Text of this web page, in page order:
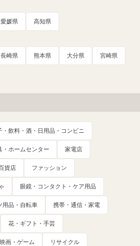
愛媛県 高知県
長崎県 熊本県 大分県 宮崎県
・飲料・酒・日用品・コンビニ
・ホームセンター 家電店
貨店 ファッション
眼鏡・コンタクト・ケア用品
用品・自転車 携帯・通信・家電
花・ギフト・手芸
画・ゲーム リサイクル